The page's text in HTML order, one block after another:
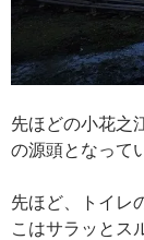
先ほどの小花之
の源頭となって
先ほど、トイレ
こはサラッとス